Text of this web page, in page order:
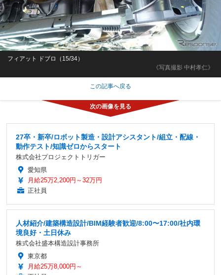
《写真撮影 中村孝仁》
フィアット ドブロ（15/34）
この記事へ戻る
27卒・新卒/ロボット製造・設計アシスタント/組立・配線・
動作テスト/知識ゼロからスタート
株式会社プロジェクトトリガー
愛知県
月給25万2,200円～32万円
正社員
人材紹介/建築構造設計/BIM経験者歓迎/8:00〜17:00/社内環
境良好・土日休み
株式会社盛本構造設計事務所
東京都
月給25万8,000円～